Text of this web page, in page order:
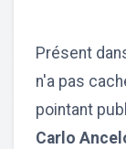
Présent
n'a pas
pointant
Carlo